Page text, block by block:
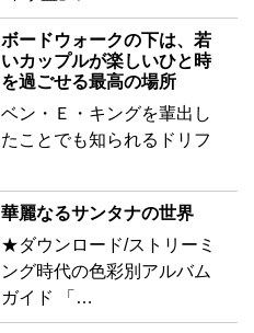
ボードウォークの下は、若
いカップルが楽しいひと時
を過ごせる最高の場所
ベン・Ｅ・キングを輩出し
たことでも知られるドリフ
華麗なるサンタナの世界
★ダウンロード/ストリーミ
ング時代の色彩別アルバム
ガイド 「…